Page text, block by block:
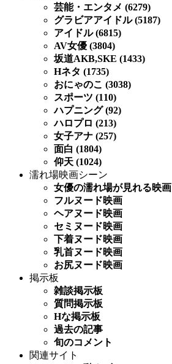
芸能・エンタメ (6279)
グラビアアイドル (5187)
アイドル (6815)
AV女優 (3804)
坂道AKB,SKE (1433)
Hネタ (1735)
おにゃのこ (3038)
スポーツ (110)
ハプニング (92)
ハロプロ (213)
女子アナ (257)
面白 (1804)
仰天 (1024)
濡れ場映画シーン
女優の濡れ場が見れる映画
フルヌード映画
ヘアヌード映画
セミヌード映画
下着ヌード映画
乳首ヌード映画
お尻ヌード映画
掲示板
雑談掲示板
質問掲示板
Hな掲示板
過去の記事
旬のコメント
関連サイト